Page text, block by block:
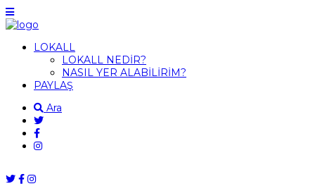
LOKALL
LOKALL NEDİR?
NASIL YER ALABİLİRİM?
PAYLAŞ
Ara